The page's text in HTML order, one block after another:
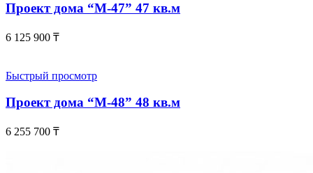
Проект дома “М-47” 47 кв.м
6 125 900 ₸
Быстрый просмотр
Проект дома “М-48” 48 кв.м
6 255 700 ₸